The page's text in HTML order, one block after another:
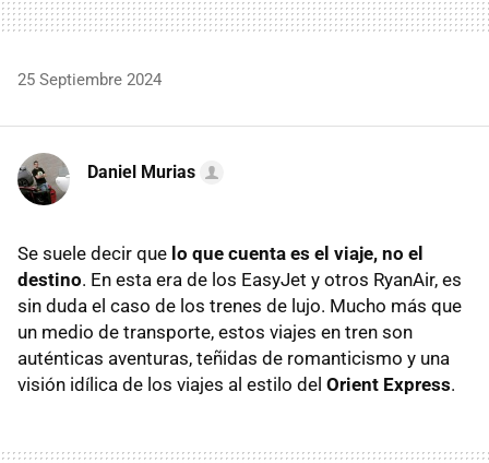
25 Septiembre 2024
Daniel Murias
Se suele decir que lo que cuenta es el viaje, no el
destino. En esta era de los EasyJet y otros RyanAir, es
sin duda el caso de los trenes de lujo. Mucho más que
un medio de transporte, estos viajes en tren son
auténticas aventuras, teñidas de romanticismo y una
visión idílica de los viajes al estilo del Orient Express.